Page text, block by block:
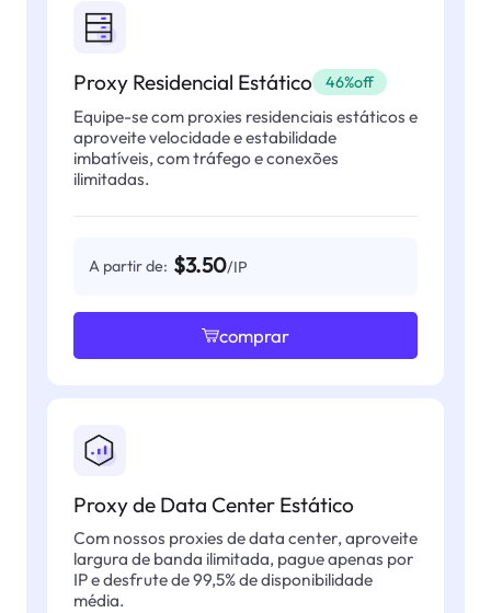
Proxy Residencial Estático 46%off
Equipe-se com proxies residenciais estáticos e
aproveite velocidade e estabilidade
imbatíveis, com tráfego e conexões
ilimitadas.
A partir de: $3.50/IP
comprar
Proxy de Data Center Estático
Com nossos proxies de data center, aproveite
largura de banda ilimitada, pague apenas por
IP e desfrute de 99,5% de disponibilidade
média.